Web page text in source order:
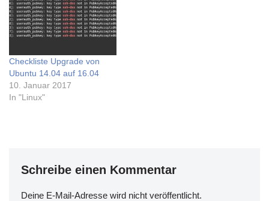
Checkliste Upgrade von
Ubuntu 14.04 auf 16.04
10. Januar 2017
In "Linux"
Schreibe einen Kommentar
Deine E-Mail-Adresse wird nicht veröffentlicht.